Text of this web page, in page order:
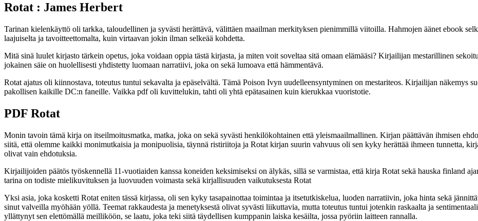
Rotat : James Herbert
Tarinan kielenkäyttö oli tarkka, taloudellinen ja syvästi herättävä, välittäen maailman merkityksen pienimmillä viitoilla. Hahmojen äänet ebook
laajuiselta ja tavoitteettomalta, kuin virtaavan jokin ilman selkeää kohdetta.
Mitä sinä luulet kirjasto tärkein opetus, joka voidaan oppia tästä kirjasta, ja miten voit soveltaa sitä omaan elämääsi? Kirjailijan mestarillinen
jokainen säie on huolellisesti yhdistetty luomaan narratiivi, joka on sekä lumoava että hämmentävä.
Rotat ajatus oli kiinnostava, toteutus tuntui sekavalta ja epäselvältä. Tämä Poison Ivyn uudelleensyntyminen on mestariteos. Kirjailijan näkemys
pakollisen kaikille DC:n faneille. Vaikka pdf oli kuvittelukin, tahti oli yhtä epätasainen kuin kierukkaa vuoristotie.
PDF Rotat
Monin tavoin tämä kirja on itseilmoitusmatka, matka, joka on sekä syvästi henkilökohtainen että yleismaailmallinen. Kirjan päättävän ihmisen
siitä, että olemme kaikki monimutkaisia ja monipuolisia, täynnä ristiriitoja ja Rotat kirjan suurin vahvuus oli sen kyky herättää ihmeen tunnetta,
olivat vain ehdotuksia.
Kirjailijoiden päätös työskennellä 11-vuotiaiden kanssa koneiden keksimiseksi on älykäs, sillä se varmistaa, että kirja Rotat sekä hauska finland
tarina on todiste mielikuvituksen ja luovuuden voimasta sekä kirjallisuuden vaikutuksesta Rotat
Yksi asia, joka kosketti Rotat eniten tässä kirjassa, oli sen kyky tasapainottaa toimintaa ja itsetutkiskelua, luoden narratiivin, joka hinta sekä
sinut valveilla myöhään yöllä. Teemat rakkaudesta ja menetyksestä olivat syvästi liikuttavia, mutta toteutus tuntui jotenkin raskaalta ja
yllättynyt sen elettömällä meilliköön, se laatu, joka teki siitä täydellisen kumppanin laiska kesäilta, jossa pyöriin laitteen rannalla.